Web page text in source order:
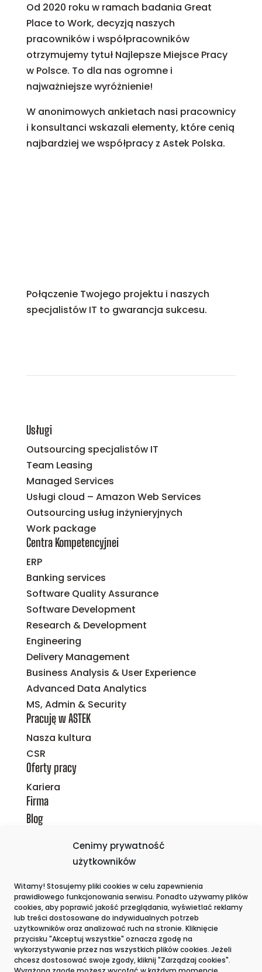
Cenimy prywatność
użytkowników
Witamy! Stosujemy pliki cookies w celu zapewnienia
prawidłowego funkcjonowania serwisu. Ponadto używamy plików
cookies, aby poprawić jakość przeglądania, wyświetlać reklamy
lub treści dostosowane do indywidualnych potrzeb
użytkowników oraz analizować ruch na stronie. Kliknięcie
przycisku "Akceptuj wszystkie" oznacza zgodę na
wykorzystywanie przez nas wszystkich plików cookies. Jeżeli
chcesz dostosować swoje zgody, kliknij "Zarządzaj cookies".
Od 2020 roku w ramach badania Great
Place to Work, decyzją naszych
pracowników i współpracowników
otrzymujemy tytuł Najlepsze Miejsce Pracy
w Polsce. To dla nas ogromne i
najważniejsze wyróżnienie!
W anonimowych ankietach nasi pracownicy
i konsultanci wskazali elementy, które cenią
najbardziej we współpracy z Astek Polska.
Połączenie Twojego projektu i naszych
specjalistów IT to gwarancja sukcesu.
Usługi
Outsourcing specjalistów IT
Team Leasing
Managed Services
Usługi cloud – Amazon Web Services
Outsourcing usług inżynieryjnych
Work package
Centra Kompetencyjnei
ERP
Banking services
Software Quality Assurance
Software Development
Research & Development
Engineering
Delivery Management
Business Analysis & User Experience
Advanced Data Analytics
MS, Admin & Security
Pracuję w ASTEK
Nasza kultura
CSR
Oferty pracy
Kariera
Firma
Blog
Polityka Plików Cookies
Kontakt